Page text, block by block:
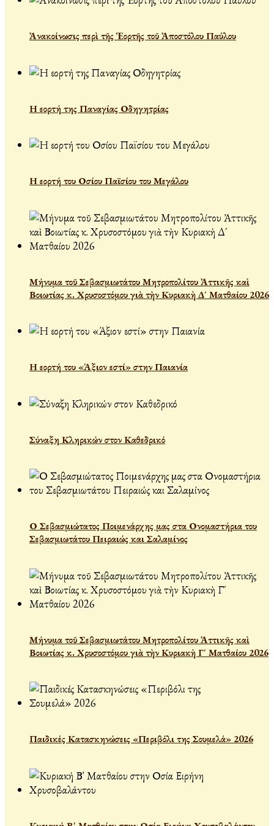
Ἀνακοίνωσις περὶ τῆς Ἑορτῆς τοῦ Ἀποστόλου Παύλου
Η εορτή της Παναγίας Οδηγητρίας
Η εορτή του Οσίου Παϊσίου του Μεγάλου
Μήνυμα τοῦ Σεβασμιωτάτου Μητροπολίτου Ἀττικῆς καὶ
Βοιωτίας κ. Χρυσοστόμου γιὰ τὴν Κυριακὴ Δ´ Ματθαίου 2026
Η εορτή του «Άξιον εστί» στην Παιανία
Σύναξη Κληρικών στον Καθεδρικό
Ο Σεβασμιώτατος Ποιμενάρχης μας στα Ονομαστήρια του
Σεβασμιωτάτου Πειραιώς και Σαλαμίνος
Μήνυμα τοῦ Σεβασμιωτάτου Μητροπολίτου Ἀττικῆς καὶ
Βοιωτίας κ. Χρυσοστόμου γιὰ τὴν Κυριακὴ Γ´ Ματθαίου 2026
Παιδικές Κατασκηνώσεις «Περιβόλι της Σουμελά» 2026